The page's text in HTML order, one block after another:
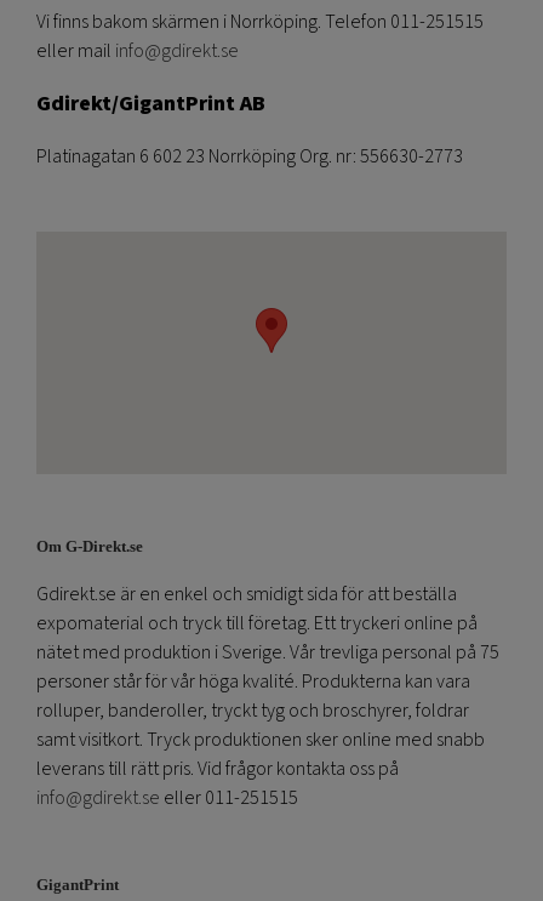
Vi finns bakom skärmen i Norrköping. Telefon 011-251515
eller mail info@gdirekt.se
Gdirekt/GigantPrint AB
Platinagatan 6 602 23 Norrköping Org. nr: 556630-2773
Om G-Direkt.se
Gdirekt.se är en enkel och smidigt sida för att beställa
expomaterial och tryck till företag. Ett tryckeri online på
nätet med produktion i Sverige. Vår trevliga personal på 75
personer står för vår höga kvalité. Produkterna kan vara
rolluper, banderoller, tryckt tyg och broschyrer, foldrar
samt visitkort. Tryck produktionen sker online med snabb
leverans till rätt pris. Vid frågor kontakta oss på
info@gdirekt.se eller 011-251515
GigantPrint